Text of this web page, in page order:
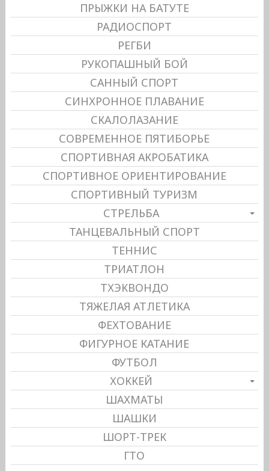
ПРЫЖКИ НА БАТУТЕ
РАДИОСПОРТ
РЕГБИ
РУКОПАШНЫЙ БОЙ
САННЫЙ СПОРТ
СИНХРОННОЕ ПЛАВАНИЕ
СКАЛОЛАЗАНИЕ
СОВРЕМЕННОЕ ПЯТИБОРЬЕ
СПОРТИВНАЯ АКРОБАТИКА
СПОРТИВНОЕ ОРИЕНТИРОВАНИЕ
СПОРТИВНЫЙ ТУРИЗМ
СТРЕЛЬБА
ТАНЦЕВАЛЬНЫЙ СПОРТ
ТЕННИС
ТРИАТЛОН
ТХЭКВОНДО
ТЯЖЕЛАЯ АТЛЕТИКА
ФЕХТОВАНИЕ
ФИГУРНОЕ КАТАНИЕ
ФУТБОЛ
ХОККЕЙ
ШАХМАТЫ
ШАШКИ
ШОРТ-ТРЕК
ГТО